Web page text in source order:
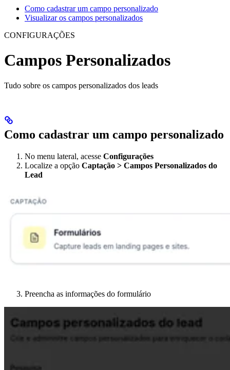
Como cadastrar um campo personalizado
Visualizar os campos personalizados
CONFIGURAÇÕES
Campos Personalizados
Tudo sobre os campos personalizados dos leads
Como cadastrar um campo personalizado
No menu lateral, acesse Configurações
Localize a opção Captação > Campos Personalizados do
Lead
Preencha as informações do formulário